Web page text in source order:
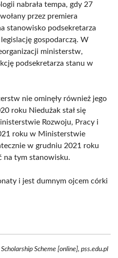
nabrała tempa, gdy 27
przez premiera
stanowisko podsekretarza
gospodarczą. W
ministerstw,
podsekretarza stanu w
nie ominęły również jego
roku Niedużak stał się
Rozwoju, Pracy i
roku w Ministerstwie
w grudniu 2021 roku
na tym stanowisku.
i jest dumnym ojcem córki
Scheme [online], pss.edu.pl